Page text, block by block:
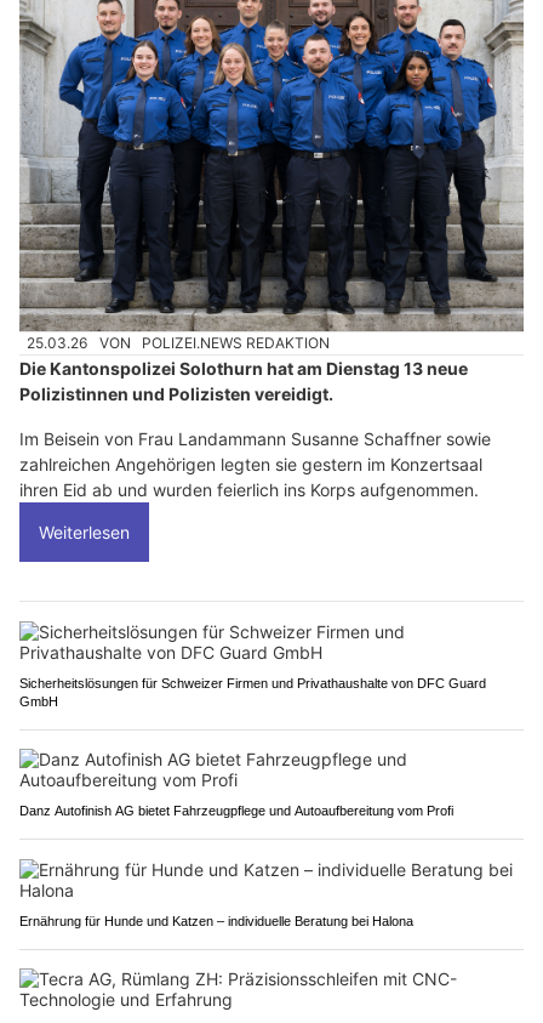
25.03.26 VON POLIZEI.NEWS REDAKTION
Die Kantonspolizei Solothurn hat am Dienstag 13 neue
Polizistinnen und Polizisten vereidigt.
Im Beisein von Frau Landammann Susanne Schaffner sowie
zahlreichen Angehörigen legten sie gestern im Konzertsaal
ihren Eid ab und wurden feierlich ins Korps aufgenommen.
Weiterlesen
Sicherheitslösungen für Schweizer Firmen und Privathaushalte von DFC Guard
GmbH
Danz Autofinish AG bietet Fahrzeugpflege und Autoaufbereitung vom Profi
Ernährung für Hunde und Katzen – individuelle Beratung bei Halona